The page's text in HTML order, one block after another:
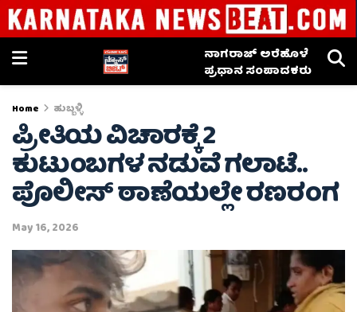
ನಾಗರಾಜ್ ಅರೆಹೊಳೆ
ಪ್ರಧಾನ ಸಂಪಾದಕರು
Home ಹುಬ್ಬಳ್ಳಿ
ಪ್ರೀತಿಯ ವಿಚಾರಕ್ಕೆ 2
ಕುಟುಂಬಗಳ ನಡುವೆ ಗಲಾಟೆ..
ಪೊಲೀಸ್ ಠಾಣೆಯಲ್ಲೇ ರಣರಂಗ
May 16, 2026